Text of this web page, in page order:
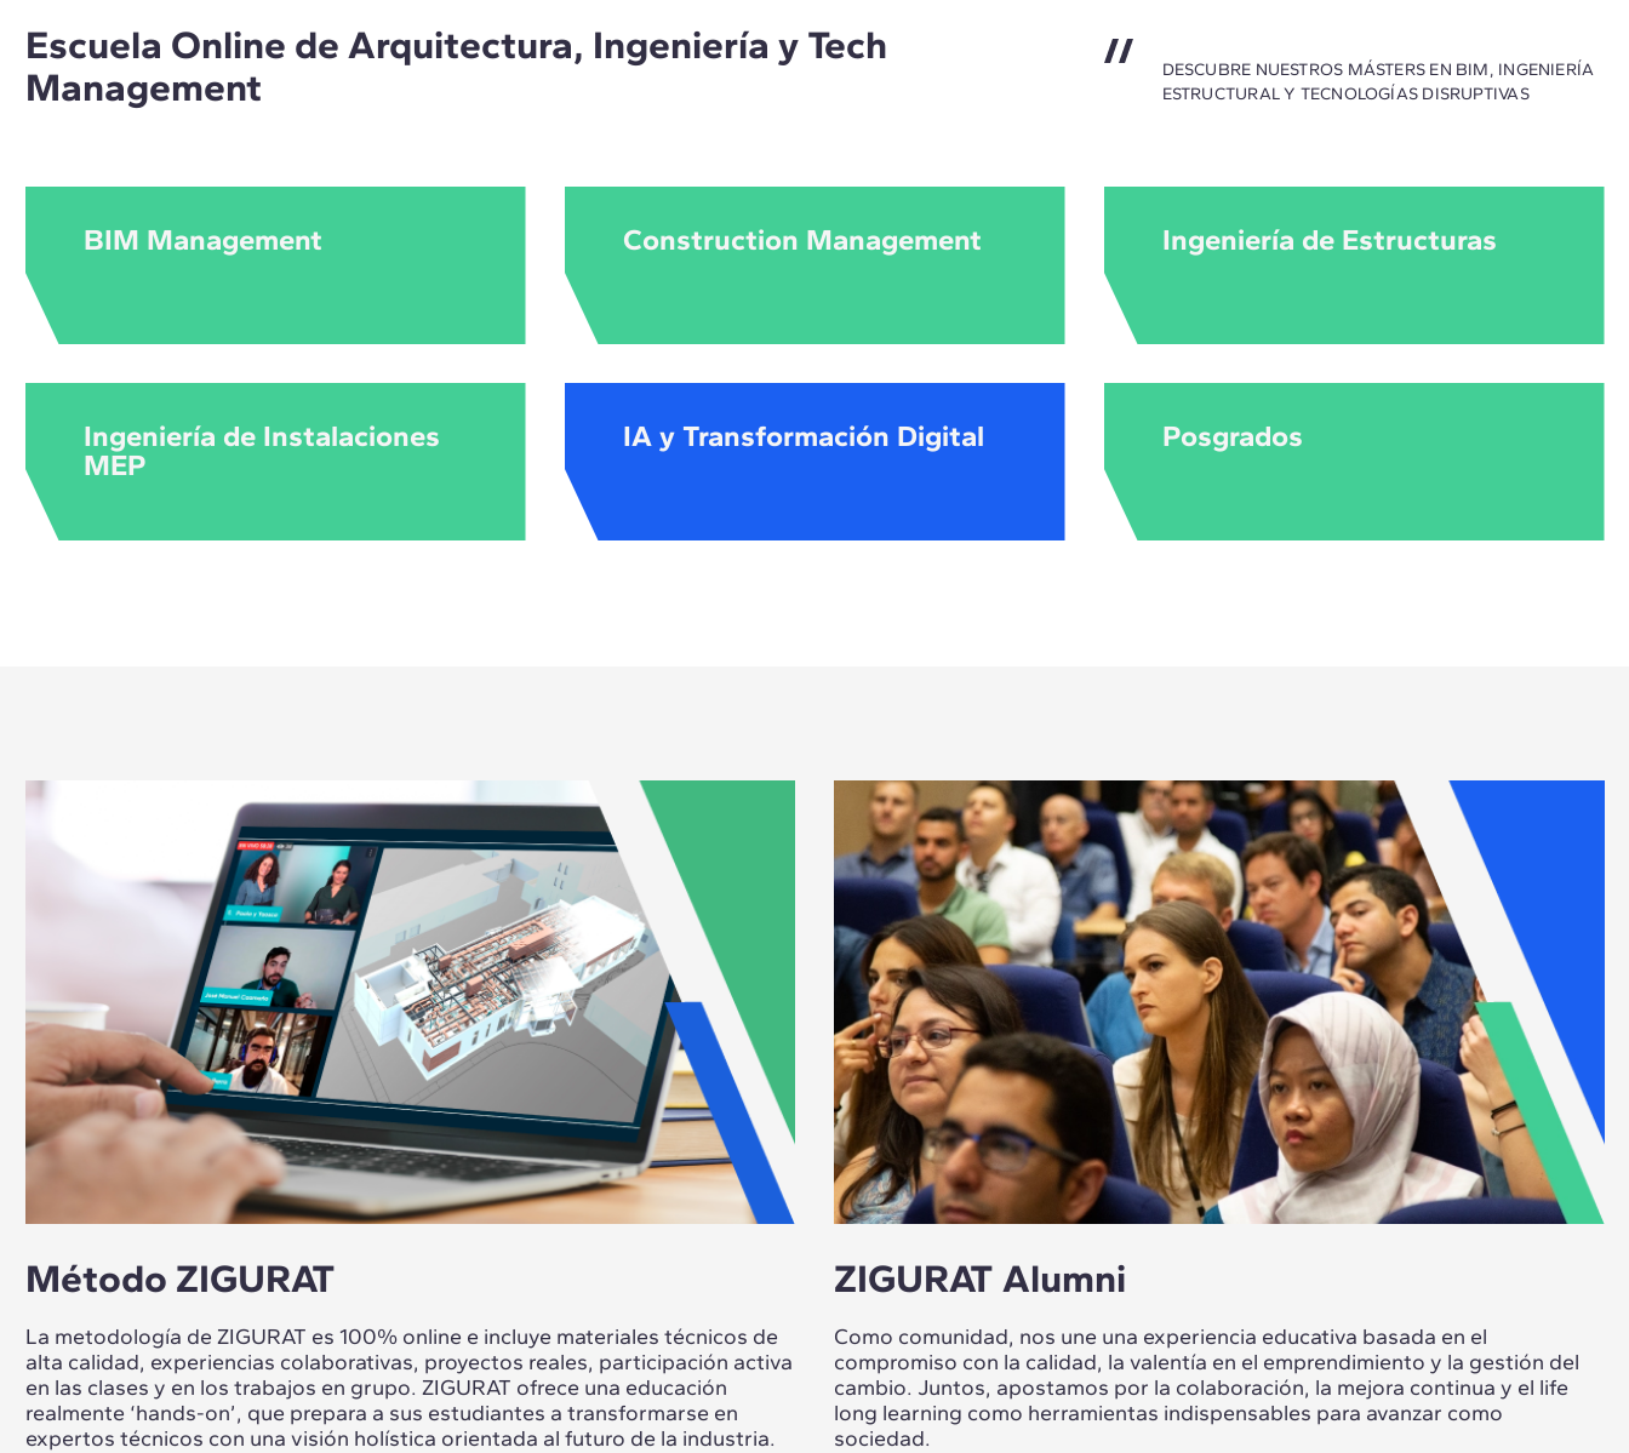
Escuela Online de Arquitectura, Ingeniería y Tech
Management
DESCUBRE NUESTROS MÁSTERS EN BIM, INGENIERÍA
ESTRUCTURAL Y TECNOLOGÍAS DISRUPTIVAS
BIM Management Construction Management Ingeniería de Estructuras
Ingeniería de Instalaciones
MEP
IA y Transformación Digital Posgrados
Método ZIGURAT
La metodología de ZIGURAT es 100% online e incluye materiales técnicos de
alta calidad, experiencias colaborativas, proyectos reales, participación activa
en las clases y en los trabajos en grupo. ZIGURAT ofrece una educación
realmente ‘hands-on’, que prepara a sus estudiantes a transformarse en
expertos técnicos con una visión holística orientada al futuro de la industria.
ZIGURAT Alumni
Como comunidad, nos une una experiencia educativa basada en el
compromiso con la calidad, la valentía en el emprendimiento y la gestión del
cambio. Juntos, apostamos por la colaboración, la mejora continua y el life
long learning como herramientas indispensables para avanzar como
sociedad.